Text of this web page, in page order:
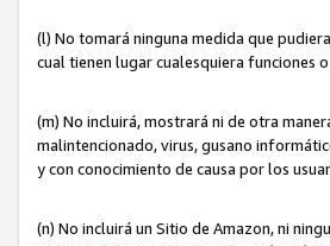
(l) No tomará ninguna medida que
cual tienen lugar cualesquiera funciones
(m) No incluirá, mostrará ni de otra
malintencionado, virus, gusano
y con conocimiento de causa por los
(n) No incluirá un Sitio de Amazon, ni